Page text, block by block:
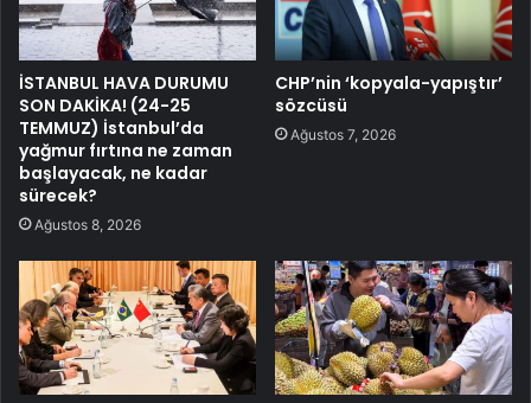
İSTANBUL HAVA DURUMU
SON DAKİKA! (24-25
TEMMUZ) İstanbul’da
yağmur fırtına ne zaman
başlayacak, ne kadar
sürecek?
Ağustos 8, 2026
CHP’nin ‘kopyala-yapıştır’
sözcüsü
Ağustos 7, 2026